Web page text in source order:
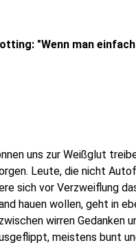
"Wenn man
uns zur Weißglut
Leute, die nicht
sich vor Verzweiflung
hauen wollen, geht in
wirren Gedanken
meistens bunt